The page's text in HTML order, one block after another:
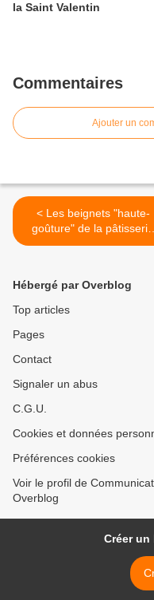
la Saint Valentin
Commentaires
Ajouter un
< Les beignets "haute-
goûture" de la pâtisserie
Roladin #2
Hébergé par Overblog
Top articles
Pages
Contact
Signaler un abus
C.G.U.
Cookies et données
Préférences cookies
Voir le profil de
Overblog
Créer